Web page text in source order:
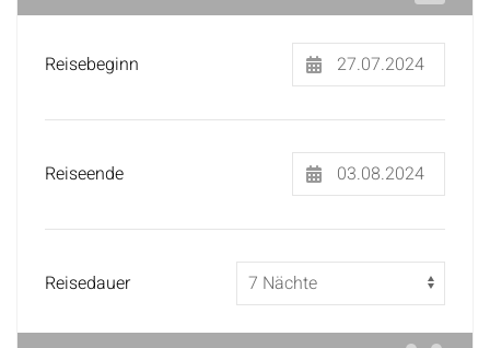
Reisebeginn
Reiseende
Reisedauer